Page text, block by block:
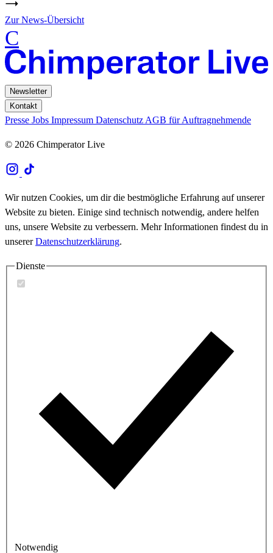
Zur News-Übersicht
C
Newsletter
Kontakt
Presse Jobs Impressum Datenschutz AGB für Auftragnehmende
© 2026 Chimperator Live
Wir nutzen Cookies, um dir die bestmögliche Erfahrung auf unserer
Website zu bieten. Einige sind technisch notwendig, andere helfen
uns, unsere Website zu verbessern. Mehr Informationen findest du in
unsererDatenschutzerklärung.
Dienste
Notwendig